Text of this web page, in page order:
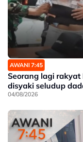
AWANI 7:45
Seorang lagi
disyaki seludup
04/08/2026